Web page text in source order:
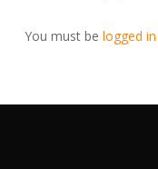
You must be logged in